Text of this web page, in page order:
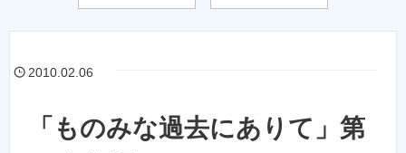
2010.02.06
「ものみな過去にありて」第